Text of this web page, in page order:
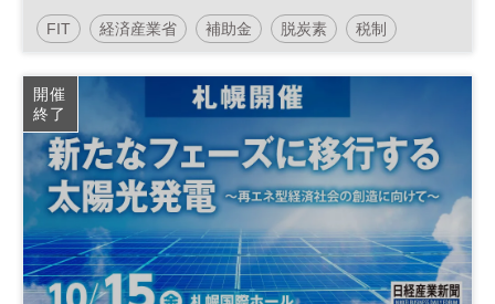
～再エネ型経済社会の創造に向けて～
FIT 経済産業省 補助金 脱炭素 税制
太陽光発電 再生可能エネルギー 参加無料
日経産業新聞フォーラム
開催
終了